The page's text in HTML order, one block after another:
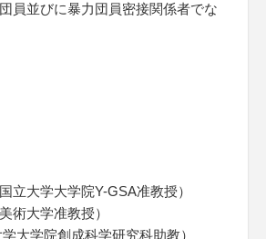
員並びに暴力団員密接関係者でな
立大学大学院Y-GSA准教授）
術大学准教授）
大学院創成科学研究科助教）